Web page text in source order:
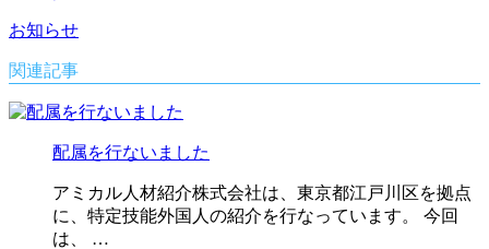
お知らせ
関連記事
配属を行ないました
アミカル人材紹介株式会社は、東京都江戸川区を拠点
に、特定技能外国人の紹介を行なっています。 今回
は、 …